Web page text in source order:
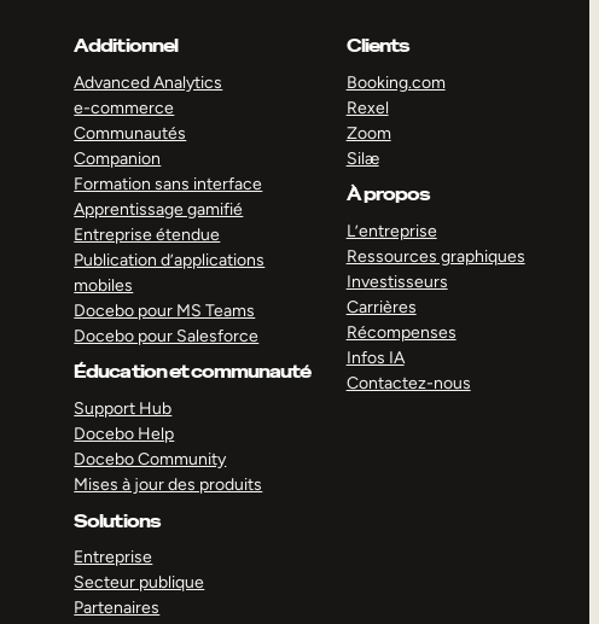
Additionnel
Advanced Analytics
e-commerce
Communautés
Companion
Formation sans interface
Apprentissage gamifié
Entreprise étendue
Publication d’applications
mobiles
Docebo pour MS Teams
Docebo pour Salesforce
Éducation et communauté
Support Hub
Docebo Help
Docebo Community
Mises à jour des produits
Solutions
Entreprise
Secteur publique
Partenaires
Clients
Booking.com
Rexel
Zoom
Silæ
À propos
L’entreprise
Ressources graphiques
Investisseurs
Carrières
Récompenses
Infos IA
Contactez-nous